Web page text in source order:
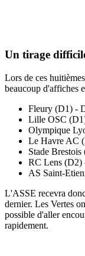
Un tirage
Lors de ces
beaucoup d'affiches
Fleury (D1) -
Lille OSC
Olympique
Le Havre AC
Stade
RC Lens (D2)
AS Saint-
L'ASSE recevra
dernier. Les Vertes
possible d'aller
rapidement.